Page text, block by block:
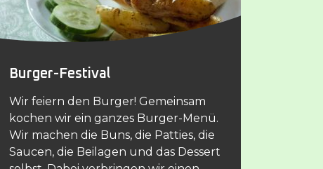
Burger-Festival
Wir feiern den Burger! Gemeinsam
kochen wir ein ganzes Burger-Menü.
Wir machen die Buns, die Patties, die
Saucen, die Beilagen und das Dessert